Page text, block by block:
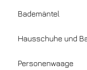
Bademäntel
Hausschuhe und
Personenwaage